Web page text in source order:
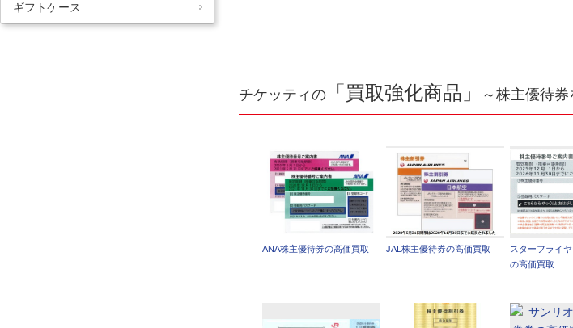
ギフトケース
チケッティの 「買取強化商品」 ～株主優待
ANA株主優待券の高価買取 JAL株主優待券の高価買取
スターフライ
の高価買取